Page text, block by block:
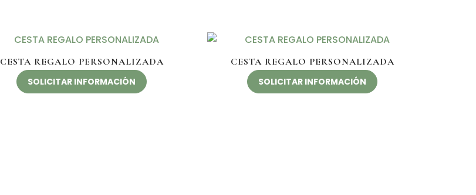
CESTA REGALO PERSONALIZADA
SOLICITAR INFORMACIÓN
CESTA REGALO PERSONALIZADA
SOLICITAR INFORMACIÓN